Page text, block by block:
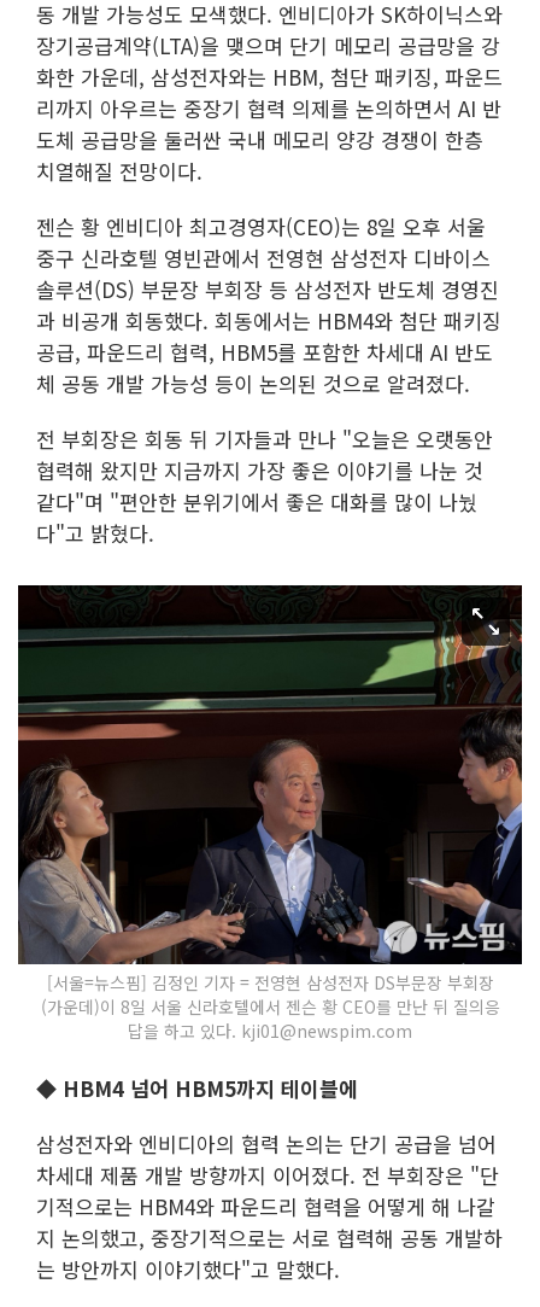
동 개발 가능성도 모색했다. 엔비디아가 SK하이닉스와
장기공급계약(LTA)을 맺으며 단기 메모리 공급망을 강
화한 가운데, 삼성전자와는 HBM, 첨단 패키징, 파운드
리까지 아우르는 중장기 협력 의제를 논의하면서 AI 반
도체 공급망을 둘러싼 국내 메모리 양강 경쟁이 한층
치열해질 전망이다.
젠슨 황 엔비디아 최고경영자(CEO)는 8일 오후 서울
중구 신라호텔 영빈관에서 전영현 삼성전자 디바이스
솔루션(DS) 부문장 부회장 등 삼성전자 반도체 경영진
과 비공개 회동했다. 회동에서는 HBM4와 첨단 패키징
공급, 파운드리 협력, HBM5를 포함한 차세대 AI 반도
체 공동 개발 가능성 등이 논의된 것으로 알려졌다.
전 부회장은 회동 뒤 기자들과 만나 "오늘은 오랫동안
협력해 왔지만 지금까지 가장 좋은 이야기를 나눈 것
같다"며 "편안한 분위기에서 좋은 대화를 많이 나눴
다"고 밝혔다.
[서울=뉴스핌] 김정인 기자 = 전영현 삼성전자 DS부문장 부회장
(가운데)이 8일 서울 신라호텔에서 젠슨 황 CEO를 만난 뒤 질의응
답을 하고 있다. kji01@newspim.com
◆ HBM4 넘어 HBM5까지 테이블에
삼성전자와 엔비디아의 협력 논의는 단기 공급을 넘어
차세대 제품 개발 방향까지 이어졌다. 전 부회장은 "단
기적으로는 HBM4와 파운드리 협력을 어떻게 해 나갈
지 논의했고, 중장기적으로는 서로 협력해 공동 개발하
는 방안까지 이야기했다"고 말했다.